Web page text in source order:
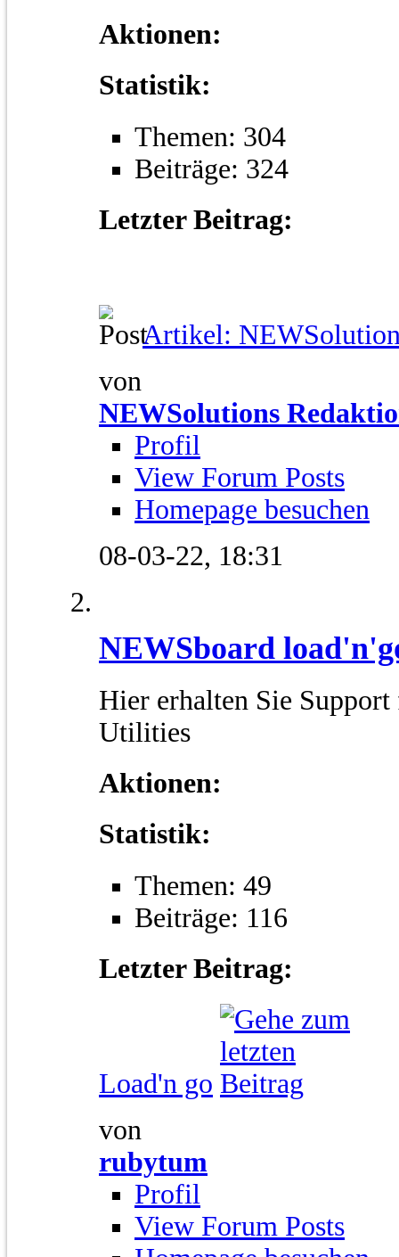
Aktionen:
Statistik:
Themen: 304
Beiträge: 324
Letzter Beitrag:
Artikel:
von
NEWSolutions
Profil
View Forum Posts
Homepage besuchen
08-03-22, 18:31
NEWSboard
Hier erhalten Sie
Utilities
Aktionen:
Statistik:
Themen: 49
Beiträge: 116
Letzter Beitrag:
Load'n go
von
rubytum
Profil
View Forum Posts